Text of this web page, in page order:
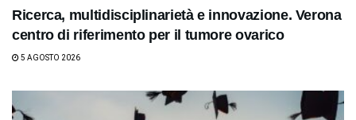
Ricerca, multidisciplinarietà e innovazione. Verona
centro di riferimento per il tumore ovarico
5 AGOSTO 2026